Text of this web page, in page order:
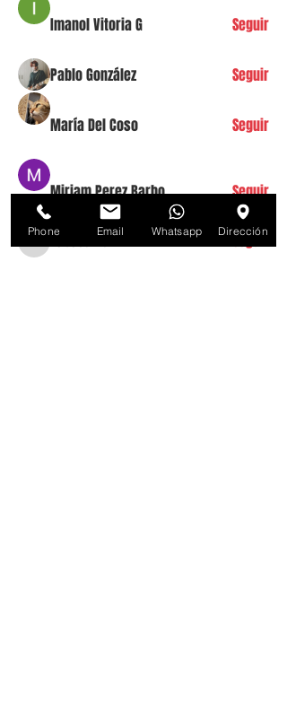
Imanol Vitoria G Seguir
Pablo González Seguir
María Del Coso Seguir
Miriam Perez Barbo Seguir
rebecumu
rebecumu
Seguir
Phone Email Whatsapp Dirección